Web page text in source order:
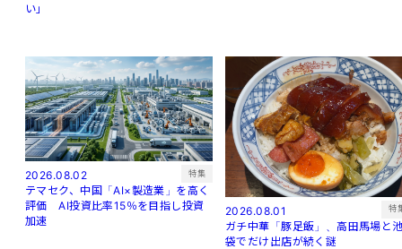
い」
2026.08.02 特集
テマセク、中国「AI×製造業」を高く
評価 AI投資比率15％を目指し投資
加速
2026.08.01 特
ガチ中華「豚足飯」、高田馬場と
袋でだけ出店が続く謎